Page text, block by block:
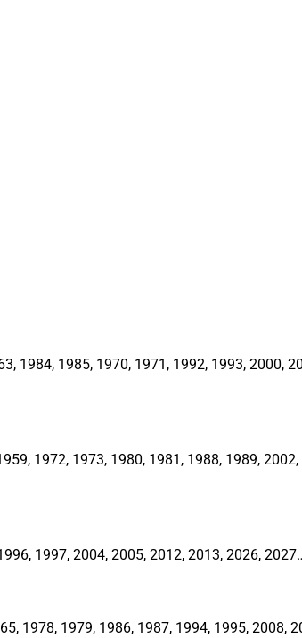
1984, 1985, 1970, 1971, 1992, 1993, 2000,
1972, 1973, 1980, 1981, 1988, 1989,
1997, 2004, 2005, 2012, 2013, 2026,
1978, 1979, 1986, 1987, 1994, 1995, 2008,